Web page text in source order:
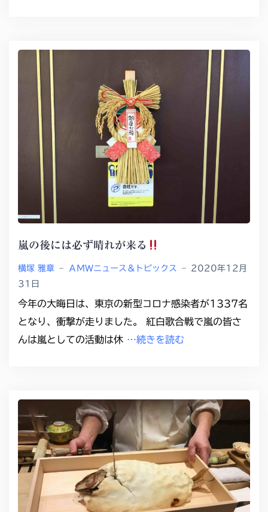
嵐の後には必ず晴れが来る
横塚 雅章 – ＡＭＷニュース＆トピックス –
2020年12月
31日
今年の大晦日は、東京の新型コロナ感染者が1337名
となり、衝撃が走りました。 紅白歌合戦で嵐の皆さ
んは嵐としての活動は休 …続きを読む